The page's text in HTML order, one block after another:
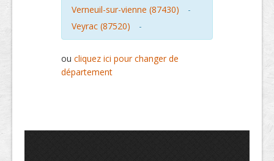
Verneuil-sur-vienne (87430)
-
Veyrac (87520)
-
ou cliquez ici pour changer de
département